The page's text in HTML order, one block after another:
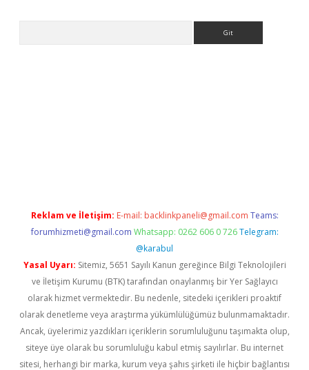
Reklam ve İletişim: E-mail: backlinkpaneli@gmail.com Teams:
forumhizmeti@gmail.com Whatsapp: 0262 606 0 726 Telegram:
@karabul
Yasal Uyarı: Sitemiz, 5651 Sayılı Kanun gereğince Bilgi Teknolojileri
ve İletişim Kurumu (BTK) tarafından onaylanmış bir Yer Sağlayıcı
olarak hizmet vermektedir. Bu nedenle, sitedeki içerikleri proaktif
olarak denetleme veya araştırma yükümlülüğümüz bulunmamaktadır.
Ancak, üyelerimiz yazdıkları içeriklerin sorumluluğunu taşımakta olup,
siteye üye olarak bu sorumluluğu kabul etmiş sayılırlar. Bu internet
sitesi, herhangi bir marka, kurum veya şahıs şirketi ile hiçbir bağlantısı